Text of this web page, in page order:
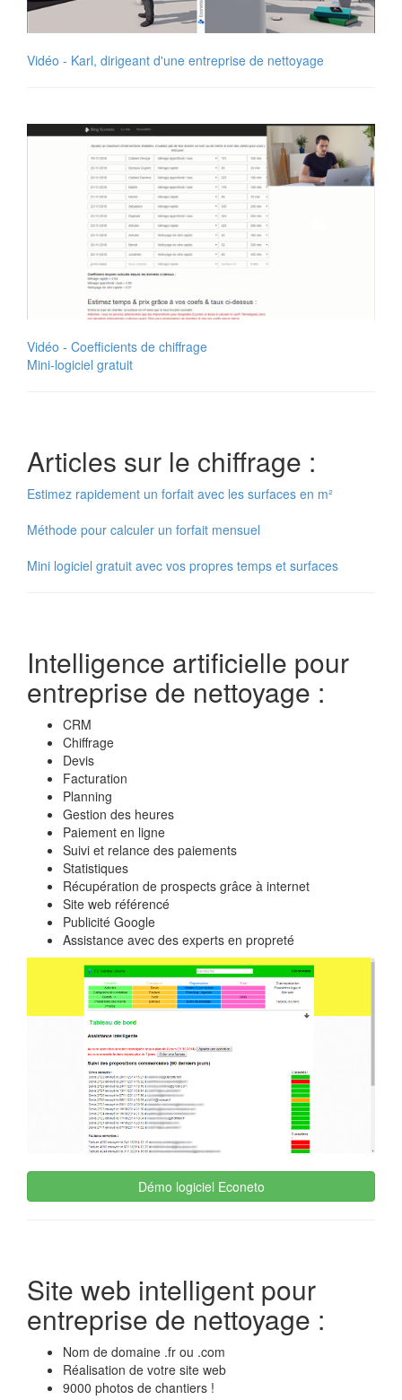
Vidéo - Karl, dirigeant d'une entreprise de nettoyage
Vidéo - Coefficients de chiffrage
Mini-logiciel gratuit
Articles sur le chiffrage :
Estimez rapidement un forfait avec les surfaces en m²
Méthode pour calculer un forfait mensuel
Mini logiciel gratuit avec vos propres temps et surfaces
Intelligence artificielle pour
entreprise de nettoyage :
CRM
Chiffrage
Devis
Facturation
Planning
Gestion des heures
Paiement en ligne
Suivi et relance des paiements
Statistiques
Récupération de prospects grâce à internet
Site web référencé
Publicité Google
Assistance avec des experts en propreté
Démo logiciel Econeto
Site web intelligent pour
entreprise de nettoyage :
Nom de domaine .fr ou .com
Réalisation de votre site web
9000 photos de chantiers !